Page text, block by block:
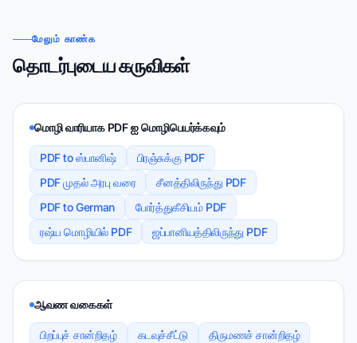
மேலும் காண்க
தொடர்புடைய கருவிகள்
மொழி வாரியாக PDF ஐ மொழிபெயர்க்கவும்
PDF to ஸ்பானிஷ்
பிரஞ்சுக்கு PDF
PDF முதல் அரபு வரை
சீனத்திலிருந்து PDF
PDF to German
போர்த்துகீசியம் PDF
ரஷ்ய மொழியில் PDF
ஜப்பானியத்திலிருந்து PDF
ஆவண வகைகள்
பிறப்புச் சான்றிதழ் கடவுச்சீட்டு
திருமணச் சான்றிதழ்